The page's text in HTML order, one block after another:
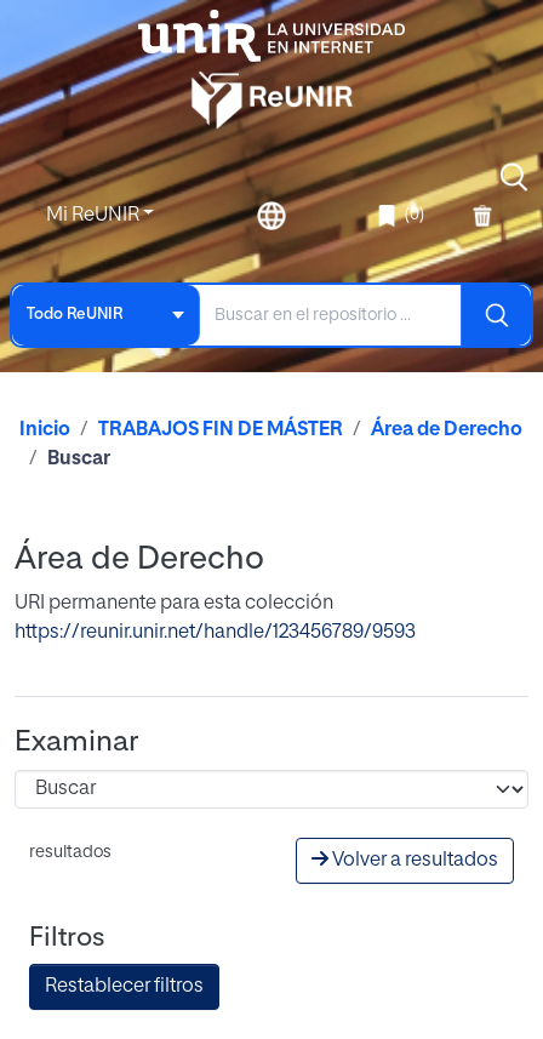
Mi ReUNIR (0)
Todo ReUNIR
Inicio TRABAJOS FIN DE MÁSTER
Área de Derecho
Buscar
Área de Derecho
URI permanente para esta colección
https://reunir.unir.net/handle/123456789/9593
Examinar
resultados Volver a resultados
Filtros
Restablecer filtros